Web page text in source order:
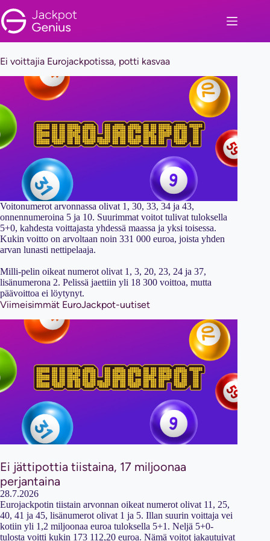
to
content
Ei voittajia Eurojackpotissa, potti kasvaa
Voitonumerot arvonnassa olivat 1, 30, 33, 34 ja 43,
onnennumeroina 5 ja 10. Suurimmat voitot tulivat tuloksella
5+0, kahdesta voittajasta yhdessä maassa ja yksi toisessa.
Kukin voitto on arvoltaan noin 331 000 euroa, joista yhden
arvan lunasti nettipelaaja.
Milli-pelin oikeat numerot olivat 1, 3, 20, 23, 24 ja 37,
lisänumerona 2. Pelissä jaettiin yli 18 300 voittoa, mutta
päävoittoa ei löytynyt.
Viimeisimmät EuroJackpot-uutiset
Ei jättipottia tiistaina, 17 miljoonaa
perjantaina
28.7.2026
Eurojackpotin tiistain arvonnan oikeat numerot olivat 11, 25,
40, 41 ja 45, lisänumerot olivat 1 ja 5. Illan suurin voittaja vei
kotiin yli 1,2 miljoonaa euroa tuloksella 5+1. Neljä 5+0-
tulosta voitti kukin 173 112,20 euroa. Nämä voitot jakautuivat